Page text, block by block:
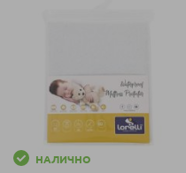
НАЛИЧНО